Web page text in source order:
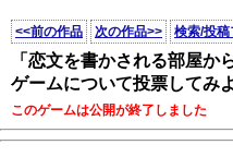
<<前の作品 次の作品>> 検索/投
「恋文を書かされる部屋か
ゲームについて投票してみ
このゲームは公開が終了しました